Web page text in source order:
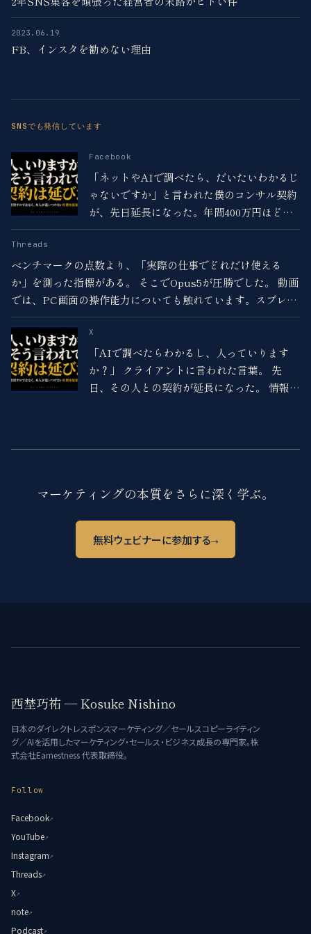
2023.06.19
FB、インスタを勧めない理由
SNSでも発信しています
Facebook
「ネットやAIで調べたら、だいたいわかるじ
ゃないですか」と言われた僕のコンサル契約
が、先日延長になった。年間400万円ほどの
売上につながる契約です。 この言葉、クライ
りません。
Threads
ベンチマークの点数より、「実際の仕事でどれだけ使える
か」を測った指標がある。 そこでOpus5が圧勝でした。 動画
では、PC画面の操作能力についても触れています。スプレッ
ドシートやExcelをいじる作業がある人ほど、ここは効いて
くるところ。
X
「AIで調べたらわかるし、人っていります
か？」 クライアントに言われた言葉。 先
日、その人との契約が延長になった。 情報を
マーケティングの本質をさらに深く学ぶ。
無料ウェビナーに参加する→
西埜巧祐 — Kosuke Nishino
日本のダイレクトレスポンスマーケティング／セールスコピーライティン
グ／AIを活用したマーケティング・セールス・ビジネス成長の専門家。株
式会社Earnestness 代表取締役。
Follow
Facebook↗
YouTube↗
Instagram ↗
Threads↗
X↗
note↗
Podcast↗